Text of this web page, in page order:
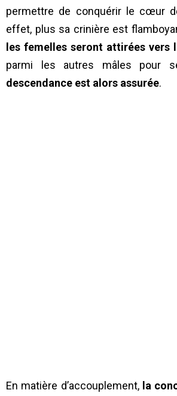
permettre de conquérir le cœur
effet, plus sa crinière est
les femelles seront attirées vers
parmi les autres mâles pour
descendance est alors assurée.
En matière d’accouplement, la